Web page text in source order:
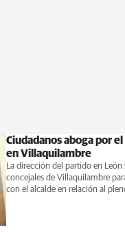
Ciudadanos aboga por
en Villaquilambre
La dirección del partido en León
concejales de Villaquilambre
con el alcalde en relación al